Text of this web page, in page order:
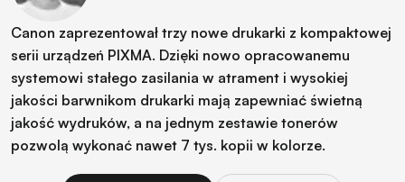
Canon zaprezentował trzy nowe drukarki z kompaktowej
serii urządzeń PIXMA. Dzięki nowo opracowanemu
systemowi stałego zasilania w atrament i wysokiej
jakości barwnikom drukarki mają zapewniać świetną
jakość wydruków, a na jednym zestawie tonerów
pozwolą wykonać nawet 7 tys. kopii w kolorze.